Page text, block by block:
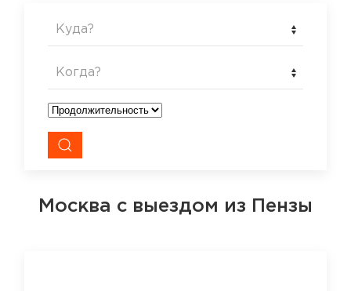
Куда?
Когда?
Москва с выездом из Пензы